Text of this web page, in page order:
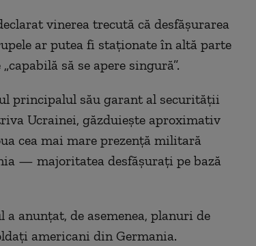
vinerea trecută că desfășurarea
ar putea fi staționate în altă parte
să se apere singură”.
principalul său garant al securității
Ucrainei, găzduiește aproximativ
cea mai mare prezență militară
— majoritatea desfășurați pe bază
anunțat, de asemenea, planuri de
americani din Germania.